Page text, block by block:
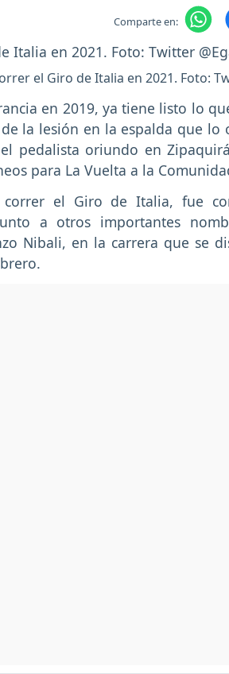
Comparte en:
el Giro de Italia en 2021. Foto:
en 2019, ya tiene listo lo
la lesión en la espalda que lo
pedalista oriundo en
para La Vuelta a la
correr el Giro de Italia, fue
a otros importantes
Nibali, en la carrera que se